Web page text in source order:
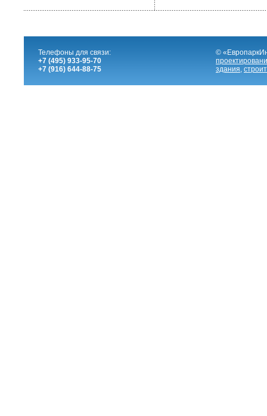
Телефоны для связи:
+7 (495) 933-95-70
+7 (916) 644-88-75
©
здания,